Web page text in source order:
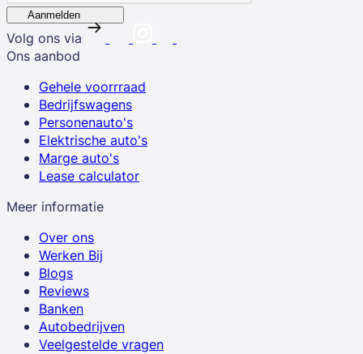
Aanmelden
Volg ons via
Ons aanbod
Gehele voorrraad
Bedrijfswagens
Personenauto's
Elektrische auto's
Marge auto's
Lease calculator
Meer informatie
Over ons
Werken Bij
Blogs
Reviews
Banken
Autobedrijven
Veelgestelde vragen